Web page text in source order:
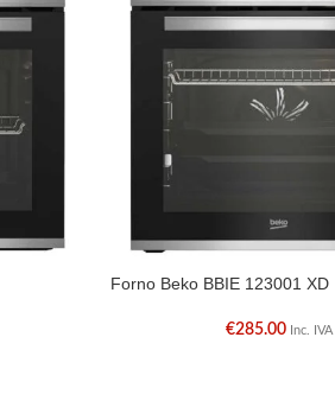
Forno Beko BBIE 123001 XD
€285.00 Inc. IVA